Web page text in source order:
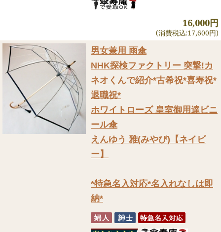
16,000円
(消費税込:17,600円)
男女兼用 雨傘
NHK探検ファクトリー 突撃!カ
ネオくんで紹介*古希祝*喜寿祝*
退職祝*
ホワイトローズ 皇室御用達ビニ
ール傘
えんゆう 雅(みやび)【ネイビ
ー】
*特急名入対応*名入れなしは即
納*